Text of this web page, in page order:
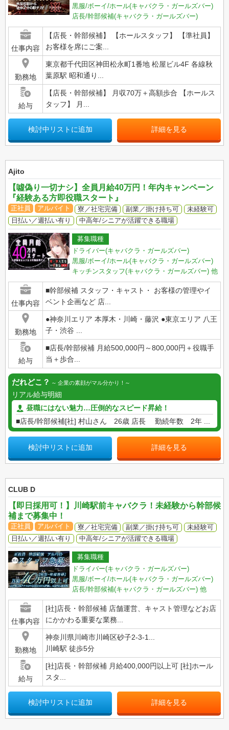
黒服/ボーイ/ホール(キャバクラ・ガールズバー)
店長/幹部候補(キャバクラ・ガールズバー)
仕事内容
【店長・幹部候補】 【ホールスタッフ】 【準社員】
お客様を席にご案...
勤務地
東京都千代田区神田松永町1番地 松屋ビル4F 各線秋
葉原駅 昭和通り...
給与
【店長・幹部候補】 月収70万＋高額歩合 【ホールス
タッフ】 月...
検討中リストに追加 詳細を見る
Ajito
【噓偽り一切ナシ】全員月給40万円！年内キャンペーン
『経験ある方即役職スタート』
正社員 アルバイト 寮／社宅完備 副業／掛け持ち可
未経験可
日払い／週払い有り
中高年/シニアが活躍できる職場
募集職種
ドライバー(キャバクラ・ガールズバー)
黒服/ボーイ/ホール(キャバクラ・ガールズバー)
キッチンスタッフ(キャバクラ・ガールズバー) 他
仕事内容
■幹部候補 スタッフ・キャスト・ お客様の管理やイ
ベント企画など 店...
勤務地
●神奈川エリア 本厚木・川崎・藤沢 ●東京エリア 八王
子・渋谷 ...
給与
■店長/幹部候補 月給500,000円～800,000円＋役職手
当＋歩合...
だれどこ？ 企業の素顔がマル分かり！
リアル給与明細
昼職にはない魅力…圧倒的なスピード昇給！
■店長/幹部候補[社] 村山さん 26歳 店長 勤続年数 2年 ...
検討中リストに追加 詳細を見る
CLUB D
【即日採用可！】川崎駅前キャバクラ！未経験から幹部候
補まで募集中！
正社員 アルバイト 寮／社宅完備 副業／掛け持ち可
未経験可
日払い／週払い有り
中高年/シニアが活躍できる職場
募集職種
ドライバー(キャバクラ・ガールズバー)
黒服/ボーイ/ホール(キャバクラ・ガールズバー)
店長/幹部候補(キャバクラ・ガールズバー) 他
仕事内容
[社]店長・幹部候補 店舗運営、キャスト管理などお店
にかかわる重要な業務...
勤務地
神奈川県川崎市川崎区砂子2-3-1...
川崎駅 徒歩5分
給与
[社]店長・幹部候補 月給400,000円以上可 [社]ホール
スタ...
検討中リストに追加 詳細を見る